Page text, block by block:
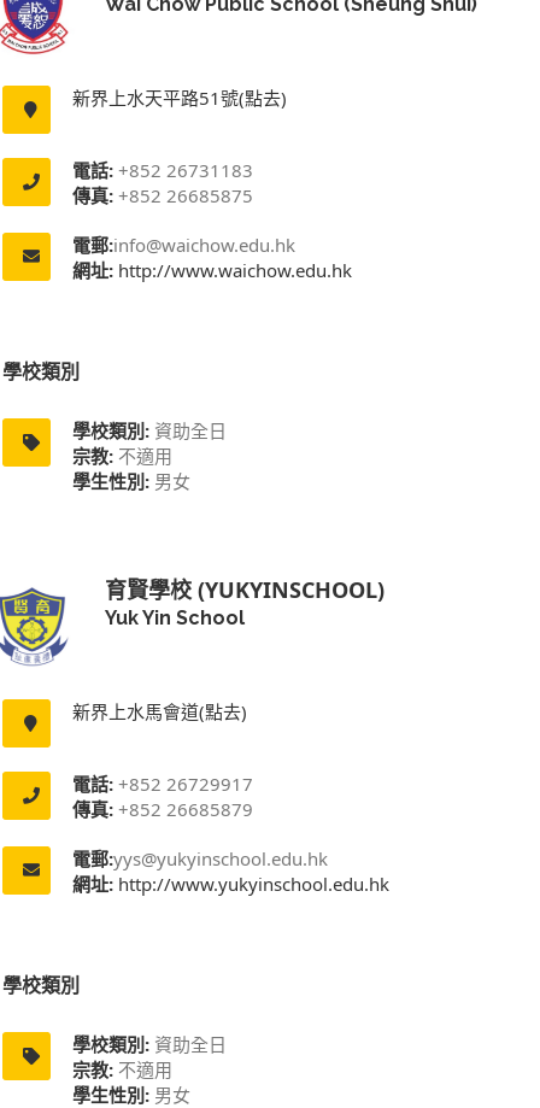
新界上水天平路51號(點去)
電話: +852 26731183
傳真: +852 26685875
電郵:info@waichow.edu.hk
網址: http://www.waichow.edu.hk
學校類別
學校類別: 資助全日
宗教: 不適用
學生性別: 男女
育賢學校 (YUKYINSCHOOL)
Yuk Yin School
新界上水馬會道(點去)
電話: +852 26729917
傳真: +852 26685879
電郵:yys@yukyinschool.edu.hk
網址: http://www.yukyinschool.edu.hk
學校類別
學校類別: 資助全日
宗教: 不適用
學生性別: 男女